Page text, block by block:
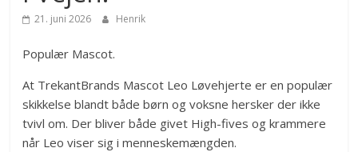
21. juni 2026 Henrik
Populær Mascot.
At TrekantBrands Mascot Leo Løvehjerte er en populær
skikkelse blandt både børn og voksne hersker der ikke
tvivl om. Der bliver både givet High-fives og krammere
når Leo viser sig i menneskemængden.